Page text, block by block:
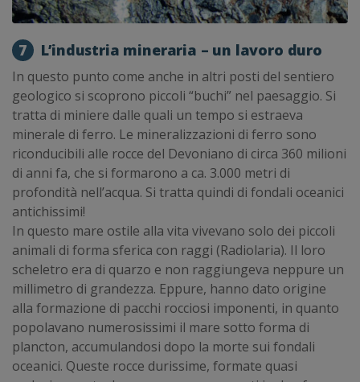
7 L’industria mineraria – un lavoro duro
In questo punto come anche in altri posti del sentiero
geologico si scoprono piccoli “buchi” nel paesaggio. Si
tratta di miniere dalle quali un tempo si estraeva
minerale di ferro. Le mineralizzazioni di ferro sono
riconducibili alle rocce del Devoniano di circa 360 milioni
di anni fa, che si formarono a ca. 3.000 metri di
profondità nell’acqua. Si tratta quindi di fondali oceanici
antichissimi!
In questo mare ostile alla vita vivevano solo dei piccoli
animali di forma sferica con raggi (Radiolaria). Il loro
scheletro era di quarzo e non raggiungeva neppure un
millimetro di grandezza. Eppure, hanno dato origine
alla formazione di pacchi rocciosi imponenti, in quanto
popolavano numerosissimi il mare sotto forma di
plancton, accumulandosi dopo la morte sui fondali
oceanici. Queste rocce durissime, formate quasi